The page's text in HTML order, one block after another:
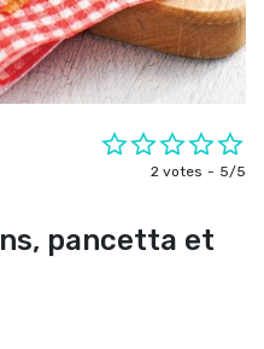
2 votes 5/5
pancetta et